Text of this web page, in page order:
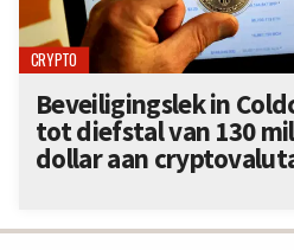
CRYPTO
Beveiligingslek in
tot diefstal van 130
dollar aan